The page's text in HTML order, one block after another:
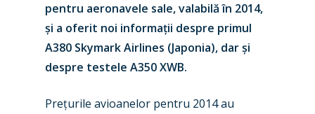
pentru aeronavele sale, valabilă în 2014,
și a oferit noi informații despre primul
A380 Skymark Airlines (Japonia), dar și
despre testele A350 XWB.
Prețurile avioanelor pentru 2014 au